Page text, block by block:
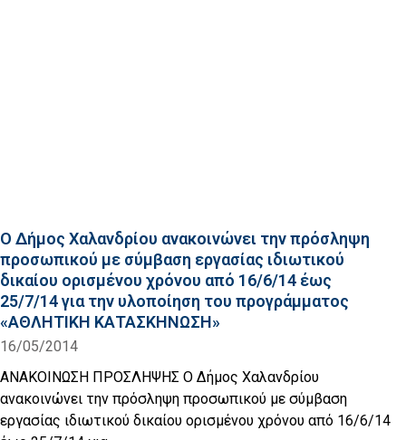
Ο Δήμος Χαλανδρίου ανακοινώνει την πρόσληψη
προσωπικού με σύμβαση εργασίας ιδιωτικού
δικαίου ορισμένου χρόνου από 16/6/14 έως
25/7/14 για την υλοποίηση του προγράμματος
«ΑΘΛΗΤΙΚΗ ΚΑΤΑΣΚΗΝΩΣΗ»
16/05/2014
ΑΝΑΚΟΙΝΩΣΗ ΠΡΟΣΛΗΨΗΣ Ο Δήμος Χαλανδρίου
ανακοινώνει την πρόσληψη προσωπικού με σύμβαση
εργασίας ιδιωτικού δικαίου ορισμένου χρόνου από 16/6/14